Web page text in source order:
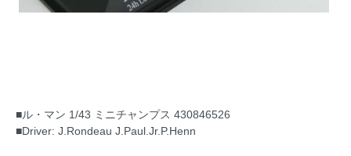
■ル・マン 1/43 ミニチャンプス 430846526
■Driver: J.Rondeau J.Paul.Jr.P.Henn